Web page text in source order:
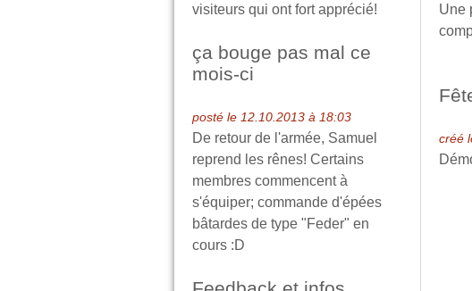
visiteurs qui ont fort apprécié!
ça bouge pas mal ce
mois-ci
posté le 12.10.2013 à 18:03
De retour de l'armée, Samuel
reprend les rênes! Certains
membres commencent à
s'équiper; commande d'épées
bâtardes de type "Feder" en
cours :D
Une
créé